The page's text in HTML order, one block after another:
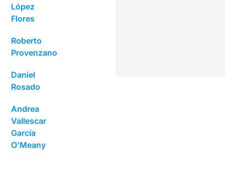
López
Flores
Roberto
Provenzano
Daniel
Rosado
Andrea
Vallescar
García
O'Meany